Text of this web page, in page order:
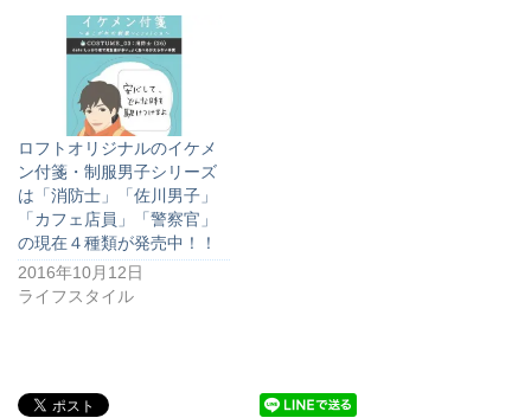
ロフトオリジナルのイケメ
ン付箋・制服男子シリーズ
は「消防士」「佐川男子」
「カフェ店員」「警察官」
の現在４種類が発売中！！
2016年10月12日
ライフスタイル